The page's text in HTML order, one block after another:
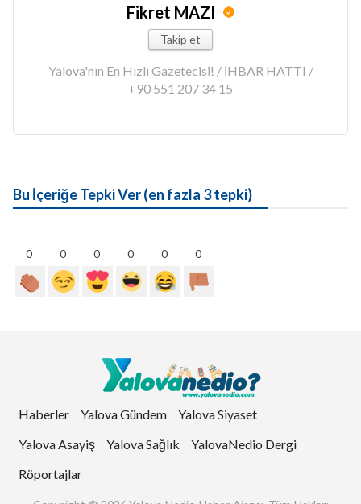
Fikret MAZI
Takip et
Yalova'nın En Hızlı Gazetecisi! / İHBAR HATTI /
+90 551 207 34 15
Bu İçeriğe Tepki Ver (en fazla 3 tepki)
0 0 0 0 0 0
Haberler Yalova Gündem
Yalova Siyaset
Yalova Asayiş
Yalova Sağlık
YalovaNedio Dergi
Röportajlar